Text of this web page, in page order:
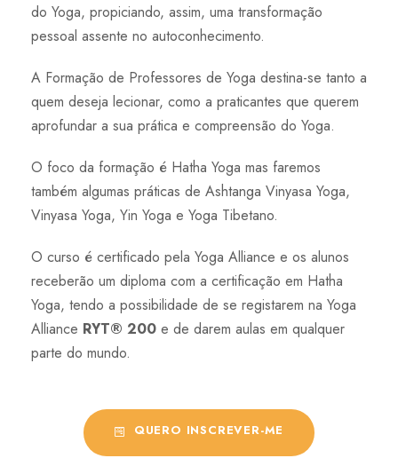
do Yoga, propiciando, assim, uma transformação
pessoal assente no autoconhecimento.
A Formação de Professores de Yoga destina-se tanto a
quem deseja lecionar, como a praticantes que querem
aprofundar a sua prática e compreensão do Yoga.
O foco da formação é Hatha Yoga mas faremos
também algumas práticas de Ashtanga Vinyasa Yoga,
Vinyasa Yoga, Yin Yoga e Yoga Tibetano.
O curso é certificado pela Yoga Alliance e os alunos
receberão um diploma com a certificação em Hatha
Yoga, tendo a possibilidade de se registarem na Yoga
Alliance RYT® 200 e de darem aulas em qualquer
parte do mundo.
QUERO INSCREVER-ME